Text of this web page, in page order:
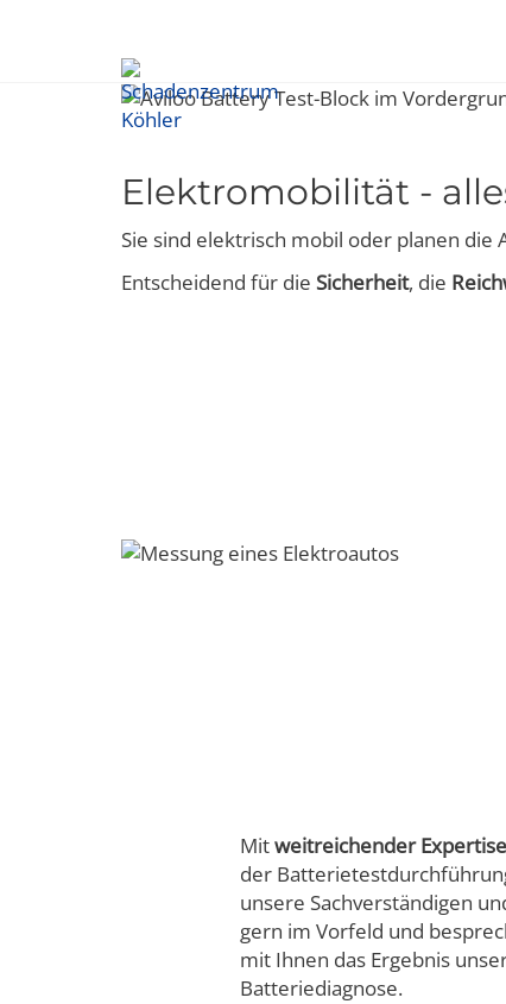
Elektromobilität -
Sie sind elektrisch mobil oder planen die
Entscheidend für die Sicherheit, die
Mitweitreichender Expertise
der
unsere Sachverständigen
gern im Vorfeld und
mit Ihnen das Ergebnis
Batteriediagnose.